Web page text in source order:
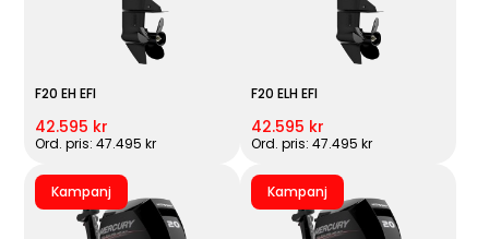
F20 EH EFI
42.595 kr
Ord. pris: 47.495 kr
F20 ELH EFI
42.595 kr
Ord. pris: 47.495 kr
Kampanj Kampanj